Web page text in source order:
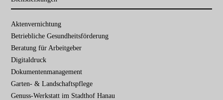
Navigation
überspringen
Aktenvernichtung
Betriebliche Gesundheits­förderung
Beratung für Arbeitgeber
Digitaldruck
Dokumenten­management
Garten- & Landschafts­pflege
Genuss-Werkstatt im Stadthof Hanau